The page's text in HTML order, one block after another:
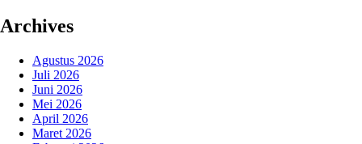
Archives
Agustus 2026
Juli 2026
Juni 2026
Mei 2026
April 2026
Maret 2026